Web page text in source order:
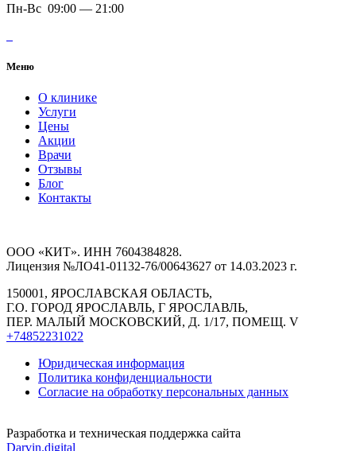
Пн-Вс 09:00 — 21:00
Меню
О клинике
Услуги
Цены
Акции
Врачи
Отзывы
Блог
Контакты
ООО «КИТ». ИНН 7604384828.
Лицензия №ЛО41-01132-76/00643627 от 14.03.2023 г.
150001, ЯРОСЛАВСКАЯ ОБЛАСТЬ,
Г.О. ГОРОД ЯРОСЛАВЛЬ, Г ЯРОСЛАВЛЬ,
ПЕР. МАЛЫЙ МОСКОВСКИЙ, Д. 1/17, ПОМЕЩ. V
+74852231022
Юридическая информация
Политика конфиденциальности
Согласие на обработку персональных данных
Разработка и техническая поддержка сайта
Darvin.digital